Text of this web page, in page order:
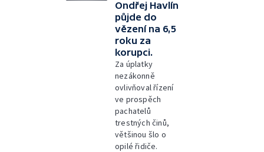
Ondřej Havlín
půjde do
vězení na 6,5
roku za
korupci.
Za úplatky
nezákonně
ovlivňoval řízení
ve prospěch
pachatelů
trestných činů,
většinou šlo o
opilé řidiče.